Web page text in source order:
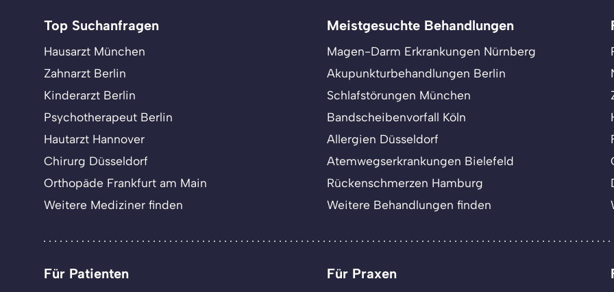
Top Suchanfragen
Hausarzt München
Zahnarzt Berlin
Kinderarzt Berlin
Psychotherapeut Berlin
Hautarzt Hannover
Chirurg Düsseldorf
Orthopäde Frankfurt am Main
Weitere Mediziner finden
Meistgesuchte Behandlungen
Magen-Darm Erkrankungen Nürnberg
Akupunkturbehandlungen Berlin
Schlafstörungen München
Bandscheibenvorfall Köln
Allergien Düsseldorf
Atemwegserkrankungen Bielefeld
Rückenschmerzen Hamburg
Weitere Behandlungen finden
Für Patienten Für Praxen